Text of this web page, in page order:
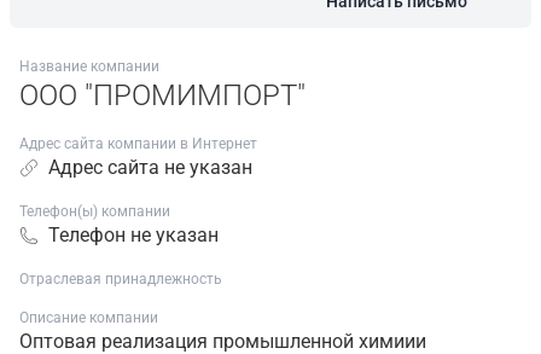
Название компании
ООО "ПРОМИМПОРТ"
Адрес сайта компании в Интернет
Адрес сайта не указан
Телефон(ы) компании
Телефон не указан
Отраслевая принадлежность
Описание компании
Оптовая реализация промышленной химиии